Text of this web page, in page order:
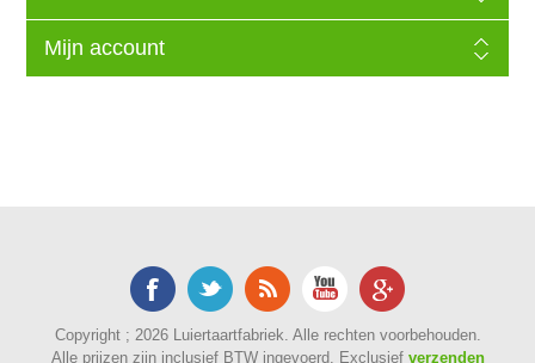
Mijn account
Copyright ; 2026 Luiertaartfabriek. Alle rechten voorbehouden.
Alle prijzen zijn inclusief BTW ingevoerd. Exclusief verzenden